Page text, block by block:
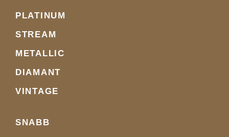
PLATINUM
STREAM
METALLIC
DIAMANT
VINTAGE
SNABB